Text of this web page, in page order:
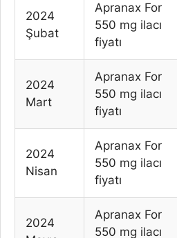
2024
Şubat
Apranax For
550 mg ilacı
fiyatı
2024
Mart
Apranax For
550 mg ilacı
fiyatı
2024
Nisan
Apranax For
550 mg ilacı
fiyatı
2024
Apranax For
550 mg ilacı